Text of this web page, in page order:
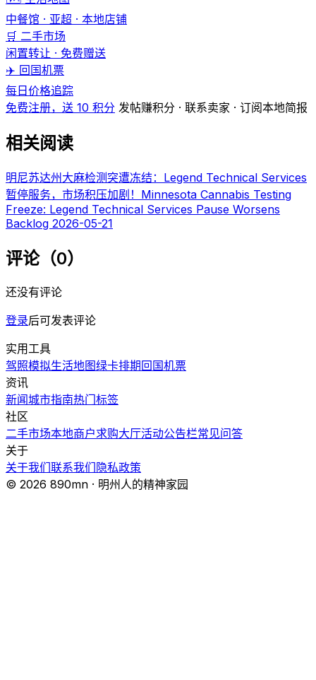
中餐馆 · 亚超 · 本地店铺
🛒 二手市场
闲置转让 · 免费赠送
✈️ 回国机票
每日价格追踪
免费注册，送 10 积分 发帖赚积分 · 联系卖家 · 订阅本地简报
相关阅读
明尼苏达州大麻检测突遭冻结：Legend Technical Services
暂停服务，市场积压加剧！Minnesota Cannabis Testing
Freeze: Legend Technical Services Pause Worsens
Backlog 2026-05-21
评论（0）
还没有评论
登录后可发表评论
实用工具
驾照模拟生活地图绿卡排期 回国机票
资讯
新闻城市指南热门标签
社区
二手市场本地商户求购大厅活动公告栏常见问答
关于
关于我们联系我们 隐私政策
© 2026 890mn · 明州人的精神家园